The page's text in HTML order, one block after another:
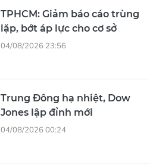
TPHCM: Giảm báo cáo trùng
lặp, bớt áp lực cho cơ sở
04/08/2026 23:56
Trung Đông hạ nhiệt, Dow
Jones lập đỉnh mới
04/08/2026 00:24